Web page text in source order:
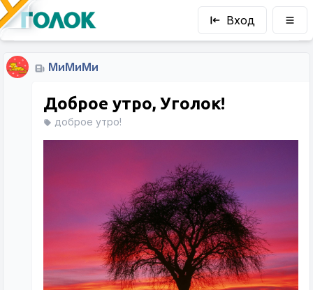
Вход
МиМиМи
Доброе утро, Уголок!
доброе утро!